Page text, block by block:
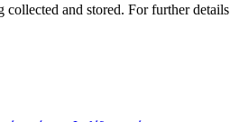
collected and stored. For further